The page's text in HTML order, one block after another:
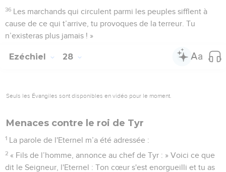
36 Les marchands qui circulent parmi les peuples sifflent à
cause de ce qui t’arrive, tu provoques de la terreur. Tu
n’existeras plus jamais ! »
Ezéchiel 28
Seuls les Évangiles sont disponibles en vidéo pour le moment.
Menaces contre le roi de Tyr
1 La parole de l'Eternel m’a été adressée :
2 « Fils de l’homme, annonce au chef de Tyr : » Voici ce que
dit le Seigneur, l'Eternel : Ton cœur s'est enorgueilli et tu as